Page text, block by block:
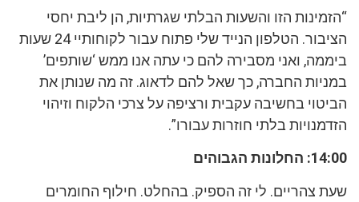
“הזמינות הזו והשעות הבלתי שגרתיות, הן ליבת יחסי
הציבור. הטלפון הנייד שלי פתוח עבור לקוחותיי 24 שעות
ביממה, ואני מסבירה להם כי עתה אנו ממש ‘שותפים’
במניות החברה, כך שאל להם לדאוג. זה מה שנותן את
הביטוי בחשיבה עקבית ורציפה על צרכי הלקוח וזיהוי
הזדמנויות בלתי חוזרות עבורו”.
14:00: החלונות הגבוהים
שעת צהריים. לי זה הספיק. בהחלט. חילוף החומרים